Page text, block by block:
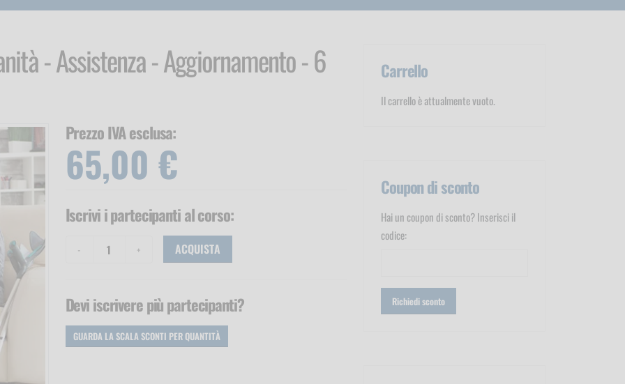
- Assistenza - Aggiornamento - 6
Prezzo IVA esclusa:
65,00 €
Iscrivi i partecipantial corso:
ACQUISTA
Devi iscrivere più partecipanti?
GUARDA LA SCALA SCONTI PER QUANTITÀ
Carrello
Il carrello è attualmente vuoto.
Coupon di sconto
Hai un coupon di sconto? Inserisci il
codice: